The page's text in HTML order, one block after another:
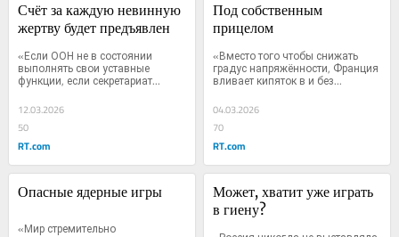
Счёт за каждую невинную
жертву будет предъявлен
«Если ООН не в состоянии
выполнять свои уставные
функции, если секретариат...
12.03.2026
50
RT.com
Под собственным
прицелом
«Вместо того чтобы снижать
градус напряжённости, Франция
вливает кипяток в и без...
04.03.2026
70
RT.com
Опасные ядерные игры
«Мир стремительно
Может, хватит уже играть
в гиену?